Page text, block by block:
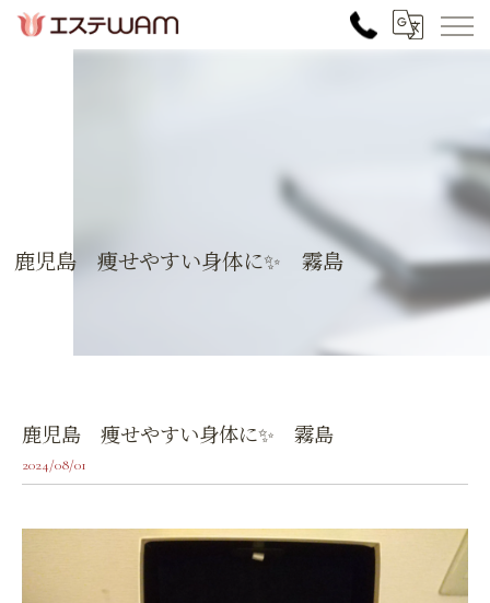
鹿児島 痩せやすい身体に✨ 霧島
鹿児島 痩せやすい身体に✨ 霧島
2024/08/01